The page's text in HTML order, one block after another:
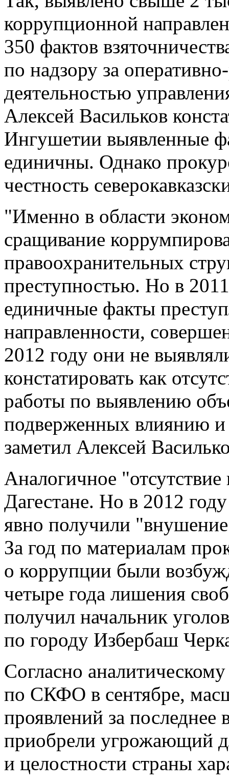
коррупционной
350 фактов
по надзору за
деятельностью
Алексей Васильков
Ингушетии выявленные
единичны. Однако
честность
"Именно в области
сращивание
правоохранительных
преступностью. Но в
единичные факты
направленности,
2012 году они не
констатировать как
работы по выявлению
подверженных влиянию
заметил Алексей
Аналогичное
Дагестане. Но в 2012
явно получили
За год по материалам
о коррупции были
четыре года лишения
получил начальник
по городу Избербаш
Согласно
по СКФО в сентябре,
проявлений за последнее
приобрели угрожающий
и целостности страны